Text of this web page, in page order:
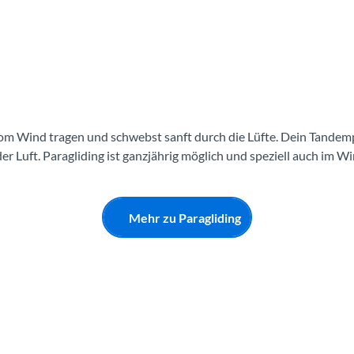
Wind tragen und schwebst sanft durch die Lüfte. Dein
Luft. Paragliding ist ganzjährig möglich und speziell auch im
Mehr zu Paragliding